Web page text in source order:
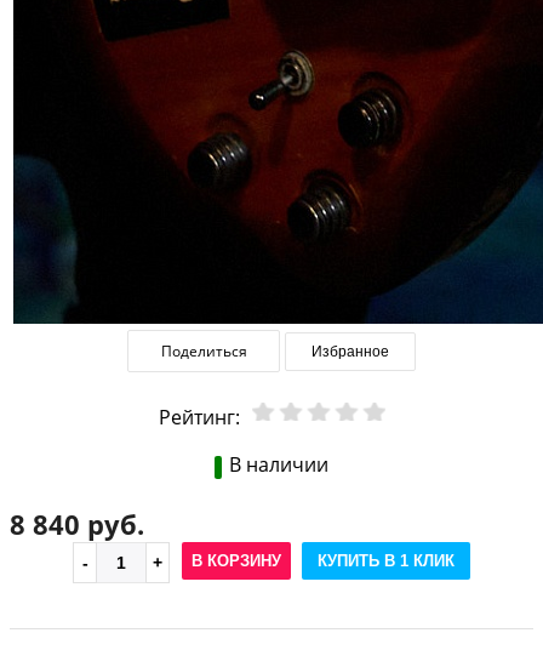
Поделиться Избранное
Рейтинг:
В наличии
8 840 руб.
В КОРЗИНУ КУПИТЬ В 1 КЛИК